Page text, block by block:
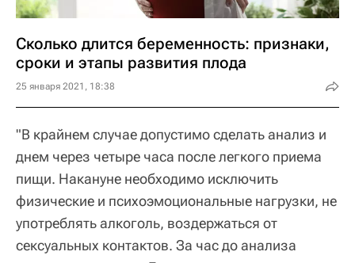
Сколько длится беременность: признаки,
сроки и этапы развития плода
25 января 2021, 18:38
"В крайнем случае допустимо сделать анализ и
днем через четыре часа после легкого приема
пищи. Накануне необходимо исключить
физические и психоэмоциональные нагрузки, не
употреблять алкоголь, воздержаться от
сексуальных контактов. За час до анализа